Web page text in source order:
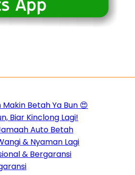
Betah Ya Bun 😍
Biar Kinclong Lagi!
Auto Betah
& Nyaman Lagi
& Bergaransi